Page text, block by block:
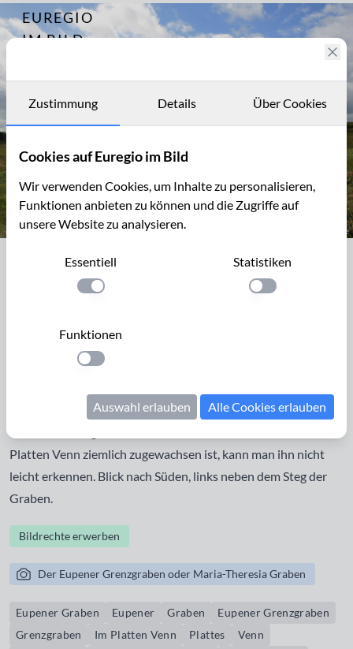
EUREGIO
IM BILD
Archiv
Kontakt
Archiv
oder Maria-
Graben
Eupener Grenzgraben im Platten Venn
Veranlassung der österreichischen Kaiserin wurde 1774
dieser 3,8 km lange, schnurgerade Graben mitten im Venn
Limburg und dem Herzogtum Jülich beizulegen. Er trennt
Platten Venn ziemlich zugewachsen ist, kann man ihn nicht
leicht erkennen. Blick nach Süden, links neben dem Steg der
Graben.
Bildrechte erwerben
Der Eupener Grenzgraben oder Maria-Theresia Graben
Eupener Graben Eupener Graben
Eupener Grenzgraben
Grenzgraben
Im Platten Venn Plattes
Venn
Zustimmung Details Über Cookies
Cookies auf Euregio im Bild
Wir verwenden Cookies, um Inhalte zu personalisieren,
Funktionen anbieten zu können und die Zugriffe auf
unsere Website zu analysieren.
Essentiell
Einstellung anwenden
Statistiken
Einstellung
Funktionen
Einstellung anwenden
Auswahl erlauben Alle Cookies erlauben